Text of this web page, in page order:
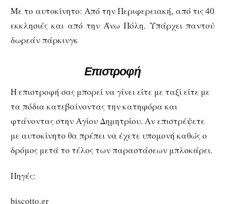
Με το αυτοκίνητο: Από την Περιφερειακή, από τις 40
εκκλησιές και από την Άνω Πόλη. Υπάρχει παντού
δωρεάν πάρκινγκ
Επιστροφή
Η επιστροφή σας μπορεί να γίνει είτε με ταξί είτε με
τα πόδια κατεβαίνοντας την κατηφόρα και
φτάνοντας στην Αγίου Δημητρίου. Αν επιστρέψετε
με αυτοκίνητο θα πρέπει να έχετε υπομονή καθώς ο
δρόμος μετά το τέλος των παραστάσεων μπλοκάρει.
Πηγές:
biscotto.gr